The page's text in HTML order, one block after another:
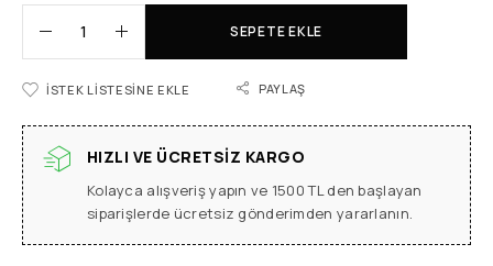
SEPETE EKLE
İSTEK LISTESINE EKLE PAYLAŞ
HIZLI VE ÜCRETSIZ KARGO
Kolayca alışveriş yapın ve 1500 TL den başlayan
siparişlerde ücretsiz gönderimden yararlanın.